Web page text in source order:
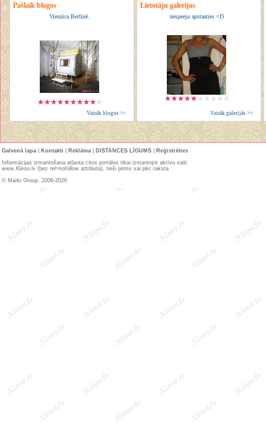
Pašlaik blogos
Viesnīca Berlīnē.
Vairāk blogos >>
Lietotāju galerijas
nespeeju apstaaties =D
Vairāk galerijās >>
Galvenā lapa Kontakti Reklāma DISTANCES LĪGUMS
Reģistrēties
Informācijas izmantošana atļauta citos portālos tikai izmantojot aktīvu saiti
www.Kleoo.lv (bez rel=nofollow attributa), tieši pirms vai pēc raksta
© Marki Group, 2006-2026